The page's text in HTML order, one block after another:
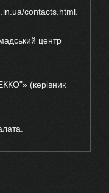
contacts.html.
центр
(керівник